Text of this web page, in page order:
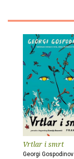
Vrtlar i smrt
Georgi Gospodinov